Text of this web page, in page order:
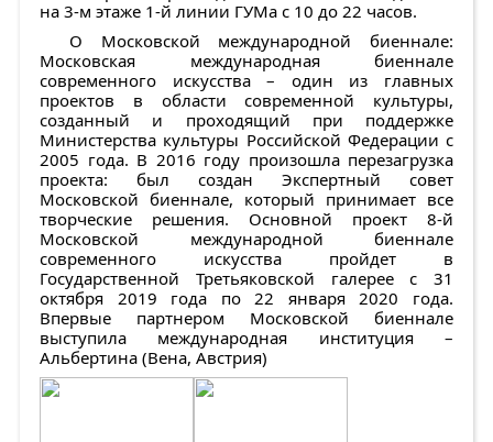
на 3-м этаже 1-й линии ГУМа с 10 до 22 часов.
О Московской международной биеннале:
Московская международная биеннале
современного искусства – один из главных
проектов в области современной культуры,
созданный и проходящий при поддержке
Министерства культуры Российской Федерации с
2005 года. В 2016 году произошла перезагрузка
проекта: был создан Экспертный совет
Московской биеннале, который принимает все
творческие решения. Основной проект 8-й
Московской международной биеннале
современного искусства пройдет в
Государственной Третьяковской галерее с 31
октября 2019 года по 22 января 2020 года.
Впервые партнером Московской биеннале
выступила международная институция –
Альбертина (Вена, Австрия)